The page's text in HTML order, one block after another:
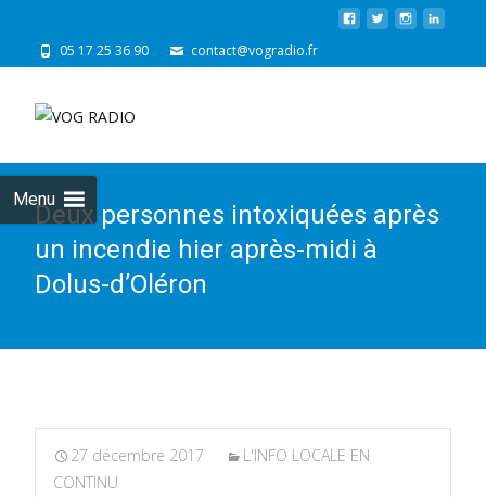
05 17 25 36 90 contact@vogradio.fr
Menu
Deux personnes intoxiquées après
un incendie hier après-midi à
Dolus-d’Oléron
27 décembre 2017
L'INFO LOCALE EN
CONTINU